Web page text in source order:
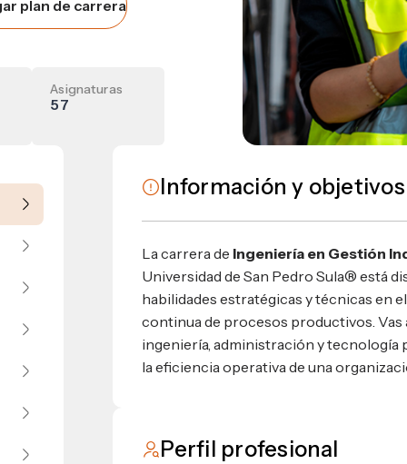
plan de carrera
Asignaturas
57
Información y objetivos
La carrera de Ingeniería en Gestión
Universidad de San Pedro Sula® está
habilidades estratégicas y técnicas en
continua de procesos productivos.
ingeniería, administración y tecnología
la eficiencia operativa de una
Perfil profesional